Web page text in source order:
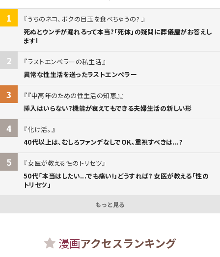
1
うちのネコ、ボクの目玉を食べちゃうの?
死ぬとウンチが漏れるって本当?「死体」の疑問に葬儀屋がお答えし
ます!
2
ラストエンペラーの私生活
異常な性生活を送ったラストエンペラー
3
『中高年のための性生活の知恵』
挿入はいらない?機能が衰えてもできる夫婦生活の新しい形
4
化け活。
40代以上は、むしろファンデなしでOK。重視すべきは...?
5
女医が教える性のトリセツ
50代「本当はしたい...でも痛い!」どうすれば? 女医が教える「性の
トリセツ」
もっと見る
漫画アクセスランキング